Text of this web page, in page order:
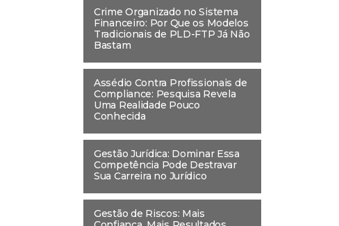
Crime Organizado no Sistema
Financeiro: Por Que os Modelos
Tradicionais de PLD-FTP Já Não
Bastam
Assédio Contra Profissionais de
Compliance: Pesquisa Revela
Uma Realidade Pouco
Conhecida
Gestão Jurídica: Dominar Essa
Competência Pode Destravar
Sua Carreira no Jurídico
Gestão de Riscos: Mais